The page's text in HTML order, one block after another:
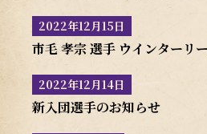
2022年12月15日
市毛 孝宗 選手 ウインターリ
2022年12月14日
新入団選手のお知らせ